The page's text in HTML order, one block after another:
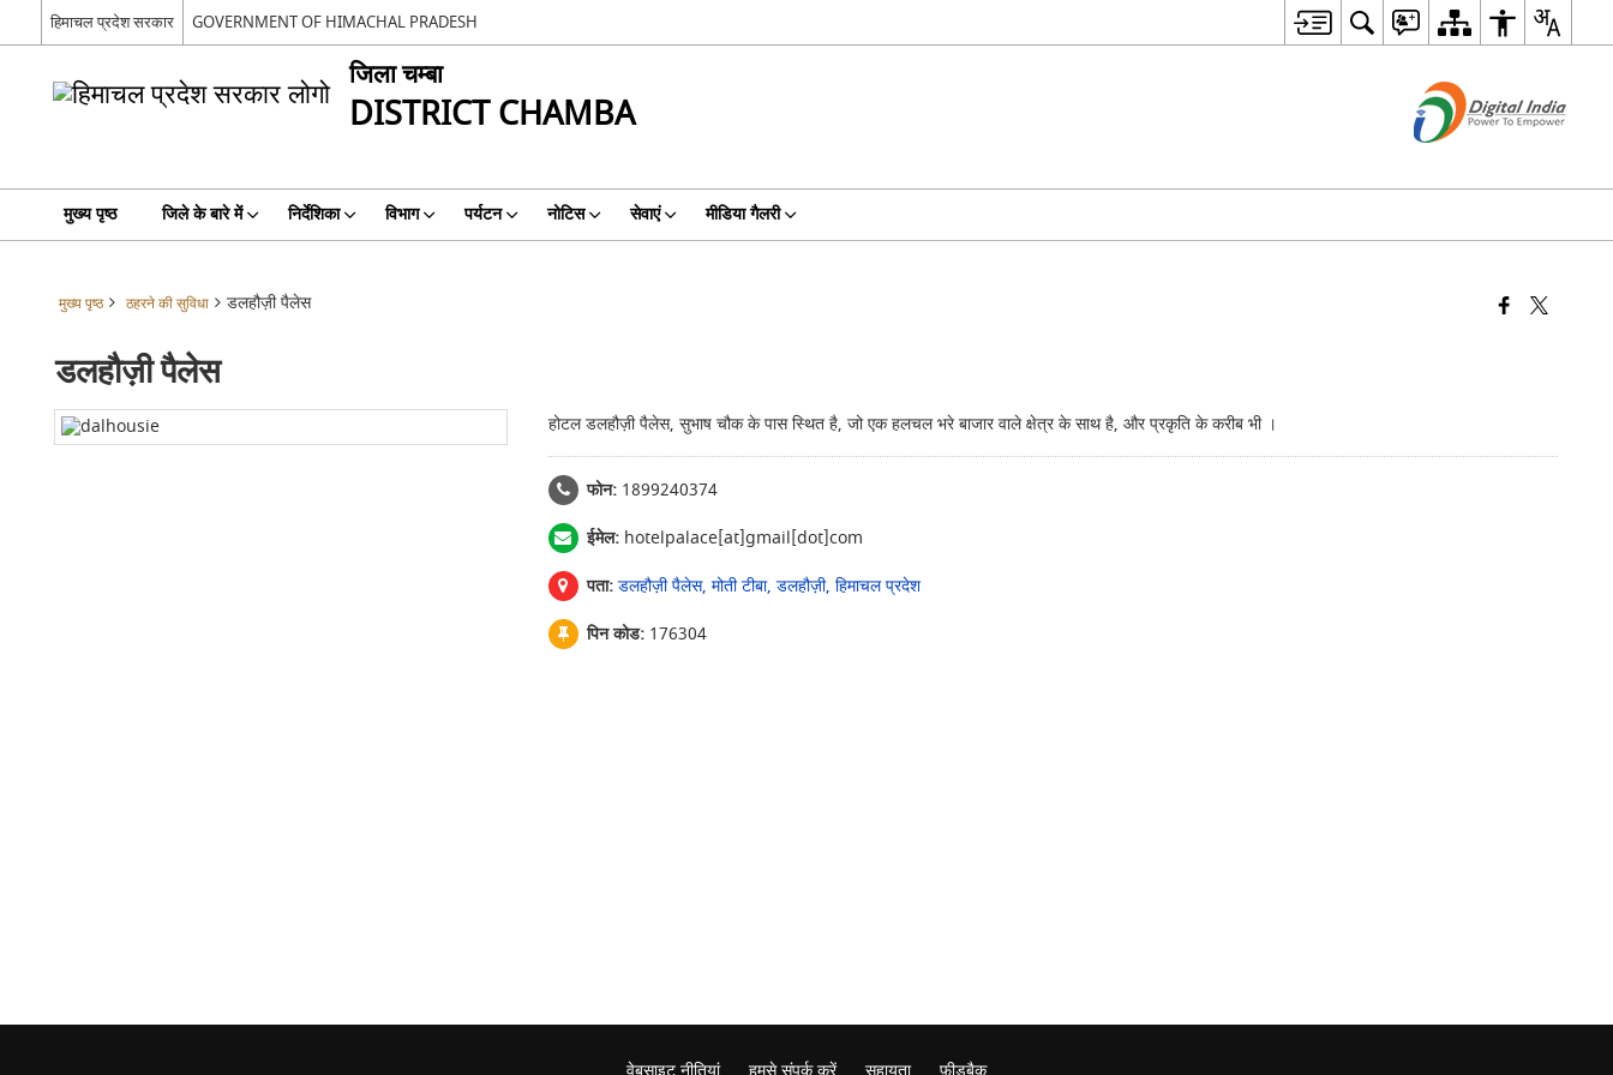
हिमाचल प्रदेश सरकार GOVERNMENT OF HIMACHAL PRADESH
जिला चम्बा
DISTRICT CHAMBA
मुख्य पृष्ठ जिले के बारे में निर्देशिका विभाग पर्यटन नोटिस सेवाएं मीडिया गैलरी
मुख्य पृष्ठ ठहरने की सुविधा डलहौज़ी पैलेस
डलहौज़ी पैलेस
होटल डलहौज़ी पैलेस, सुभाष चौक के पास स्थित है, जो एक हलचल भरे बाजार वाले क्षेत्र के साथ है, और प्रकृति के करीब भी ।
फोन:1899240374
ईमेल:hotelpalace[at]gmail[dot]com
पता: डलहौज़ी पैलेस, मोती टीबा, डलहौज़ी, हिमाचल प्रदेश
पिन कोड:176304